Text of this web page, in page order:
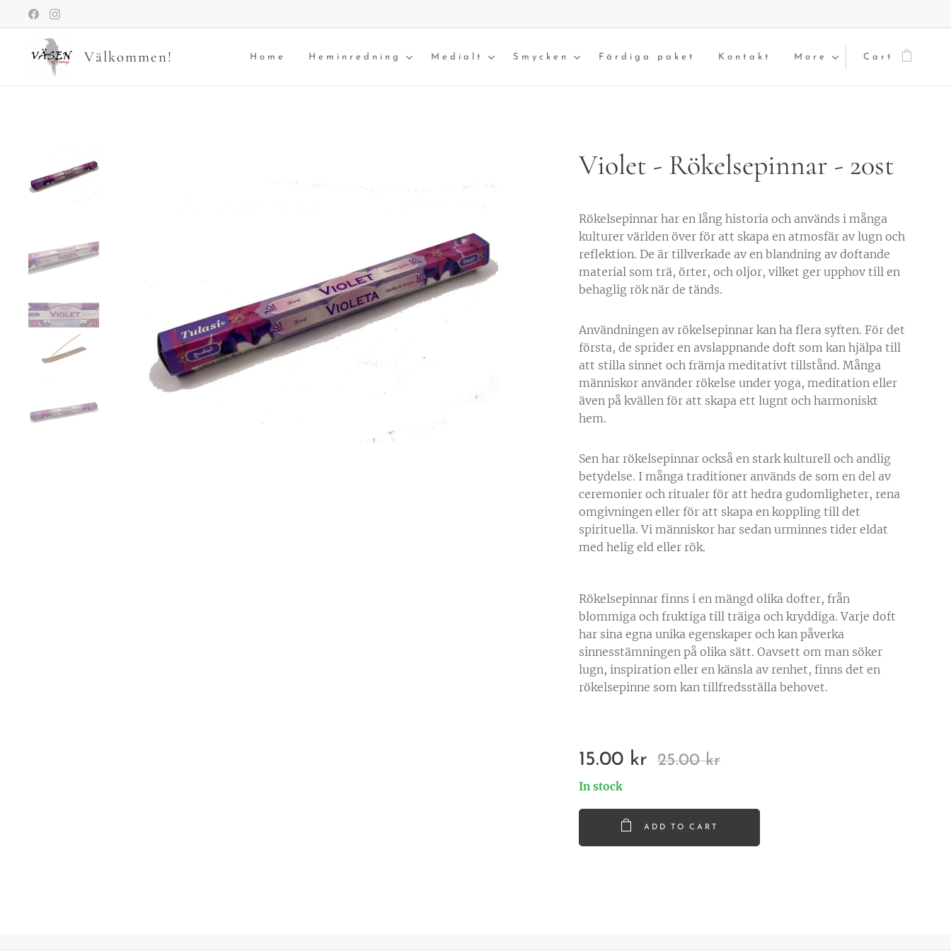
Välkommen! Home Heminredning Medialt Smycken Färdiga paket Kontakt More Cart
Violet - Rökelsepinnar - 20st
Rökelsepinnar har en lång historia och används i många
kulturer världen över för att skapa en atmosfär av lugn och
reflektion. De är tillverkade av en blandning av doftande
material som trä, örter, och oljor, vilket ger upphov till en
behaglig rök när de tänds.
Användningen av rökelsepinnar kan ha flera syften. För det
första, de sprider en avslappnande doft som kan hjälpa till
att stilla sinnet och främja meditativt tillstånd. Många
människor använder rökelse under yoga, meditation eller
även på kvällen för att skapa ett lugnt och harmoniskt
hem.
Sen har rökelsepinnar också en stark kulturell och andlig
betydelse. I många traditioner används de som en del av
ceremonier och ritualer för att hedra gudomligheter, rena
omgivningen eller för att skapa en koppling till det
spirituella. Vi människor har sedan urminnes tider eldat
med helig eld eller rök.
Rökelsepinnar finns i en mängd olika dofter, från
blommiga och fruktiga till träiga och kryddiga. Varje doft
har sina egna unika egenskaper och kan påverka
sinnesstämningen på olika sätt. Oavsett om man söker
lugn, inspiration eller en känsla av renhet, finns det en
rökelsepinne som kan tillfredsställa behovet.
15.00 kr 25.00kr
In stock
ADD TO CART